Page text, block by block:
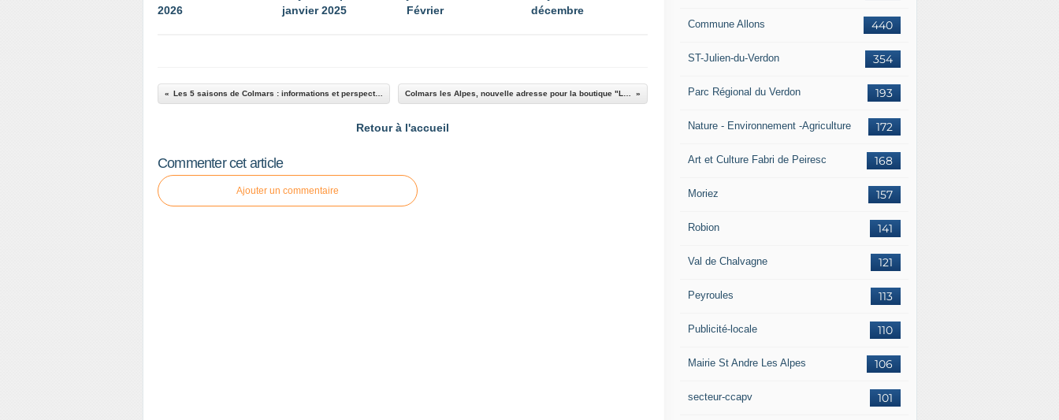
2026
janvier 2025
Février
décembre
Les 5 saisons de Colmars : informations et perspectives ( article audio )
Retour à l'accueil
Commenter cet article
Ajouter un commentaire
440
Commune Allons
354
ST-Julien-du-Verdon
193
Parc Régional du Verdon
172
Nature - Environnement -Agriculture
168
Art et Culture Fabri de Peiresc
157
Moriez
141
Robion
121
Val de Chalvagne
113
Peyroules
110
Publicité-locale
106
Mairie St Andre Les Alpes
101
secteur-ccapv